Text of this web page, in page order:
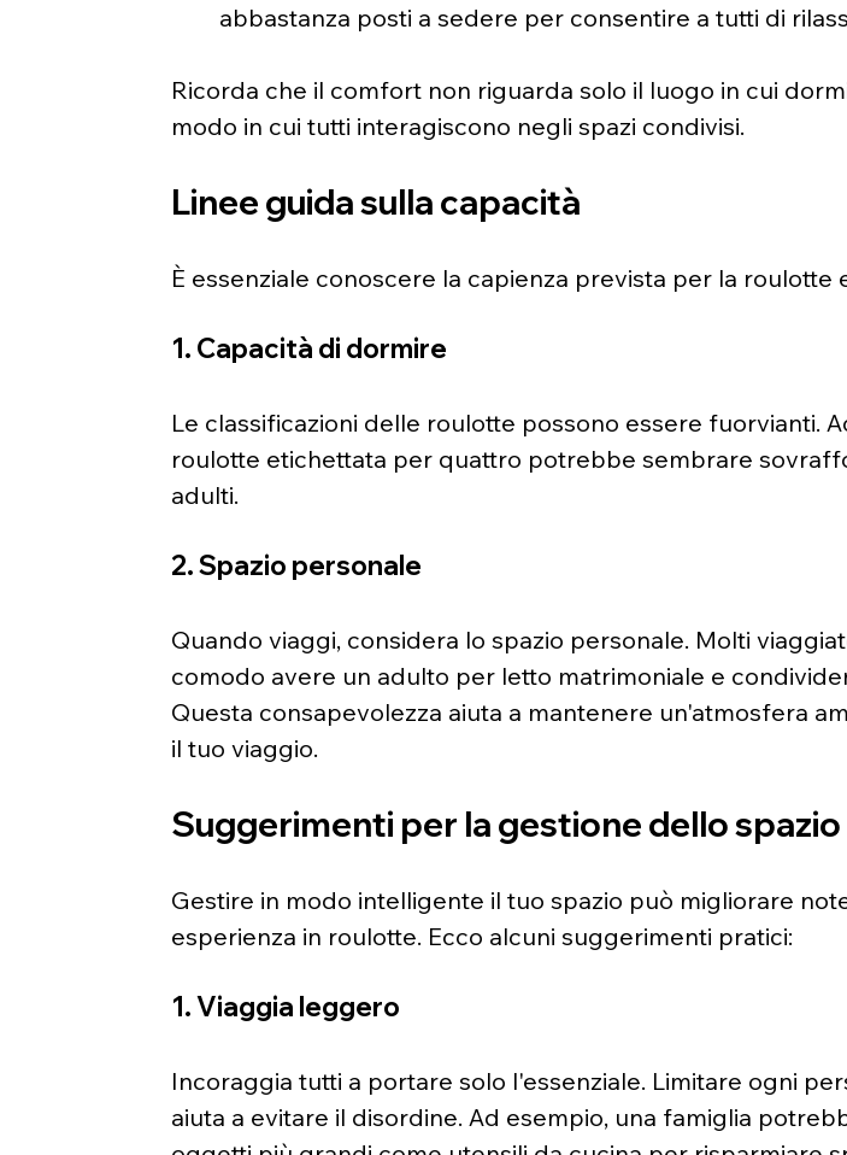
abbastanza posti a sedere per consentire a tutti di
Ricorda che il comfort non riguarda solo il luogo in cui
modo in cui tutti interagiscono negli spazi condivisi.
Linee guida sulla capacità
È essenziale conoscere la capienza prevista per la roulotte
1. Capacità di dormire
Le classificazioni delle roulotte possono essere fuorvianti.
roulotte etichettata per quattro potrebbe sembrare
adulti.
2. Spazio personale
Quando viaggi, considera lo spazio personale. Molti
comodo avere un adulto per letto matrimoniale e
Questa consapevolezza aiuta a mantenere un'atmosfera
il tuo viaggio.
Suggerimenti per la gestione dello spazio
Gestire in modo intelligente il tuo spazio può migliorare
esperienza in roulotte. Ecco alcuni suggerimenti pratici:
1. Viaggia leggero
Incoraggia tutti a portare solo l'essenziale. Limitare ogni
aiuta a evitare il disordine. Ad esempio, una famiglia